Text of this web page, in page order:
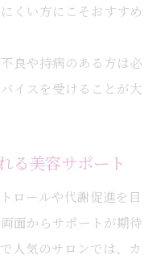
くい方にこそおすすめ
良や持病のある方は必
イスを受けることが大
る美容サポート
ロールや代謝促進を目
面からサポートが期待
人気のサロンでは、カ